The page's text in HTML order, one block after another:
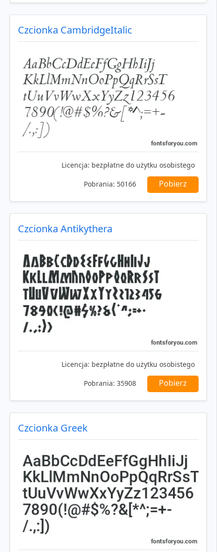
Czcionka CambridgeItalic
Licencja: bezpłatne do użytku osobistego
Pobrania: 50166 Pobierz
Czcionka Antikythera
Licencja: bezpłatne do użytku osobistego
Pobrania: 35908 Pobierz
Czcionka Greek